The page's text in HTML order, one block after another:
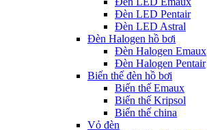
Đèn LED Pentair
Đèn LED Astral
Đèn Halogen hồ bơi
Đèn Halogen Emaux
Đèn Halogen Pentair
Biến thế đèn hồ bơi
Biến thế Emaux
Biến thế Kripsol
Biến thế china
Vỏ đèn